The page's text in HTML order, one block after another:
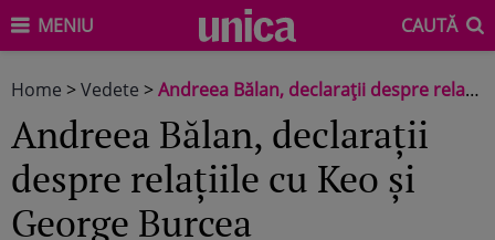
MENIU CAUTĂ
Home >Vedete >Andreea Bălan, declarații despre relațiile cu Keo și George Burcea
Andreea Bălan, declarații
despre relațiile cu Keo și
George Burcea